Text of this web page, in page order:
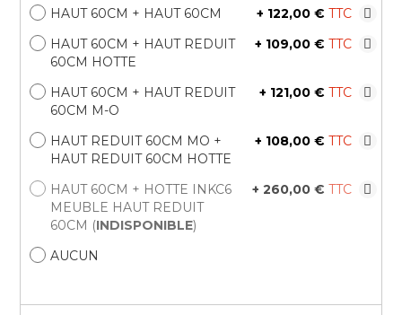
HAUT 60CM + HAUT 60CM
+ 122,00 €
HAUT 60CM + HAUT REDUIT
60CM HOTTE
+ 109,00 €
HAUT 60CM + HAUT REDUIT
60CM M-O
+ 121,00 €
HAUT REDUIT 60CM MO +
HAUT REDUIT 60CM HOTTE
+ 108,00 €
HAUT 60CM + HOTTE INKC6
MEUBLE HAUT REDUIT
60CM (INDISPONIBLE)
+ 260,00 €
AUCUN